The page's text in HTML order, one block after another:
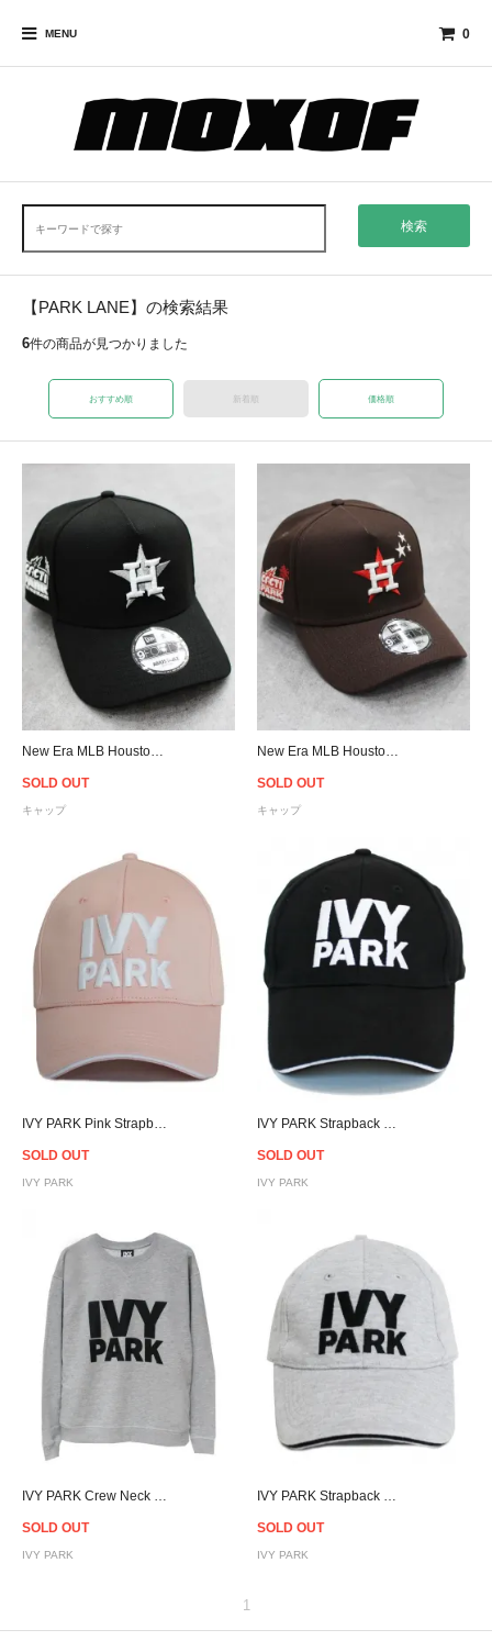
MENU 0
検索
【PARK LANE】の検索結果
6件の商品が見つかりました
おすすめ順 新着順 価格順
SOLD OUT
キャップ
SOLD OUT
キャップ
SOLD OUT
IVY PARK
SOLD OUT
IVY PARK
SOLD OUT
IVY PARK
SOLD OUT
IVY PARK
1